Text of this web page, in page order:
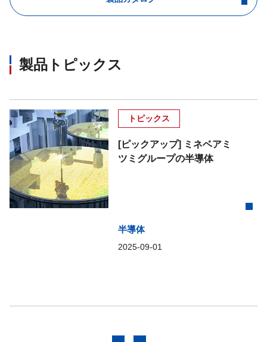
製品トピックス
トピックス
[ピックアップ] ミネベアミ
ツミグループの半導体
半導体
2025-09-01